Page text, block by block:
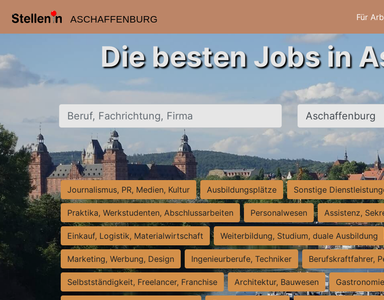
ASCHAFFENBURG Für
Die besten Jobs in
Beruf, Fachrichtung, Firma Ort, Stadt
Journalismus, PR, Medien, Kultur Ausbildungsplätze Sonstige
Praktika, Werkstudenten, Abschlussarbeiten Personalwesen Assistenz,
Einkauf, Logistik, Materialwirtschaft Weiterbildung, Studium, duale Ausbildung
Marketing, Werbung, Design Ingenieurberufe, Techniker Berufskraftfahrer,
Selbstständigkeit, Freelancer, Franchise Architektur, Bauwesen Gastronomie